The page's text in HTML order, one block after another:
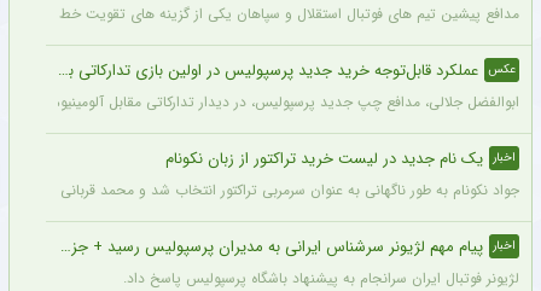
مدافع پیشین تیم های فوتبال استقلال و سپاهان یکی از گزینه های تقویت خط دفاعی
عکس عملکرد قابل‌توجه خرید جدید پرسپولیس در اولین بازی تدارکاتی برای این تیم + عکس
ابوالفضل جلالی، مدافع چپ جدید پرسپولیس، در دیدار تدارکاتی مقابل آلومینیوم
اخبار یک نام جدید در لیست خرید تراکتور از زبان نکونام
جواد نکونام به طور ناگهانی به عنوان سرمربی تراکتور انتخاب شد و محمد قربانی یکی از
اخبار پیام مهم لژیونر سرشناس ایرانی به مدیران پرسپولیس رسید + جزئیات
لژیونر فوتبال ایران سرانجام به پیشنهاد باشگاه پرسپولیس پاسخ داد.